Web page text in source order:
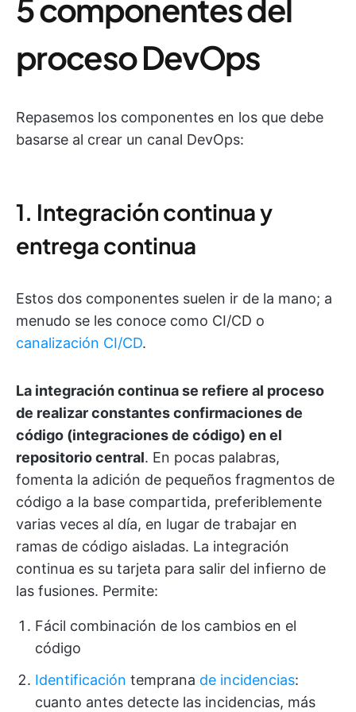
5 componentes del
proceso DevOps
Repasemos los componentes en los que debe
basarse al crear un canal DevOps:
1. Integración continua y
entrega continua
Estos dos componentes suelen ir de la mano; a
menudo se les conoce como CI/CD o
canalización CI/CD.
La integración continua se refiere al proceso
de realizar constantes confirmaciones de
código (integraciones de código) en el
repositorio central. En pocas palabras,
fomenta la adición de pequeños fragmentos de
código a la base compartida, preferiblemente
varias veces al día, en lugar de trabajar en
ramas de código aisladas. La integración
continua es su tarjeta para salir del infierno de
las fusiones. Permite:
Fácil combinación de los cambios en el
código
Identificación temprana de incidencias:
cuanto antes detecte las incidencias, más